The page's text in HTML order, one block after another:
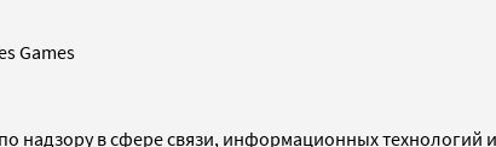
Games
надзору в сфере связи, информационных